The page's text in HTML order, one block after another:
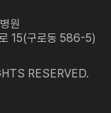
원
15(구로동 586-5)
RESERVED.